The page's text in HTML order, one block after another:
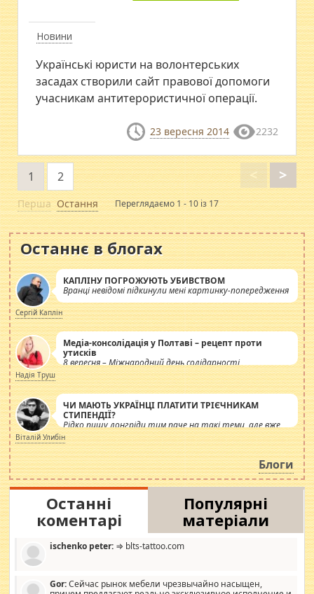
Новини
​Українські юристи на волонтерських
засадах створили сайт правової допомоги
учасникам антитерористичної операції.
23 вересня 2014 2232
Перша
<
1 2 >
Остання Переглядаємо 1 - 10 із 17
Останнє в блогах
КАПЛІНУ ПОГРОЖУЮТЬ УБИВСТВОМ
Вранці невідомі підкинули мені картинку-попередження
Сергій Каплін
Медіа-консолідація у Полтаві – рецепт проти
утисків
8 вересня – Міжнародний день солідарності
журналістів.
Надія Труш
ЧИ МАЮТЬ УКРАЇНЦІ ПЛАТИТИ ТРІЄЧНИКАМ
СТИПЕНДІЇ?
Рідко пишу лонгріди тим паче на такі теми, але вже
просто дістало! Обурюють сьогоднішні інсенуації
навколо стипендіального питання. Штучно
роздувається ще одна соціальна катастрофа.
Віталій Улибін
Блоги
Останні
коментарі
Популярні
матеріали
ischenko peter: ⇒ blts-tattoo.com
Gor:Сейчас рынок мебели чрезвычайно насыщен,